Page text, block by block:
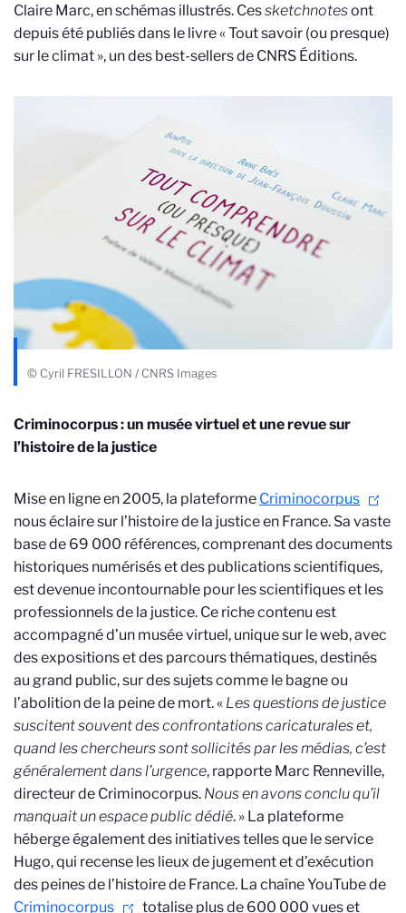
Claire Marc, en schémas illustrés. Cessketchnotesont
depuis été publiés dans le livre « Tout savoir (ou presque)
sur le climat », un des best-sellers de CNRS Éditions.
© Cyril FRESILLON / CNRS Images
Criminocorpus : un musée virtuel et une revue sur
l’histoire de la justice
Mise en ligne en 2005, la plateforme Criminocorpus
nous éclaire sur l’histoire de la justice en France. Sa vaste
base de 69 000 références, comprenant des documents
historiques numérisés et des publications scientifiques,
est devenue incontournable pour les scientifiques et les
professionnels de la justice. Ce riche contenu est
accompagné d’un musée virtuel, unique sur le web, avec
des expositions et des parcours thématiques, destinés
au grand public, sur des sujets comme le bagne ou
l’abolition de la peine de mort. « Les questions de justice
suscitent souvent des confrontations caricaturales et,
quand les chercheurs sont sollicités par les médias, c’est
généralement dans l’urgence, rapporte Marc Renneville,
directeur de Criminocorpus. Nous en avons conclu qu’il
manquait un espace public dédié. » La plateforme
héberge également des initiatives telles que le service
Hugo, qui recense les lieux de jugement et d’exécution
des peines de l’histoire de France. La chaîne YouTube de
Criminocorpus
totalise plus de 600 000 vues et